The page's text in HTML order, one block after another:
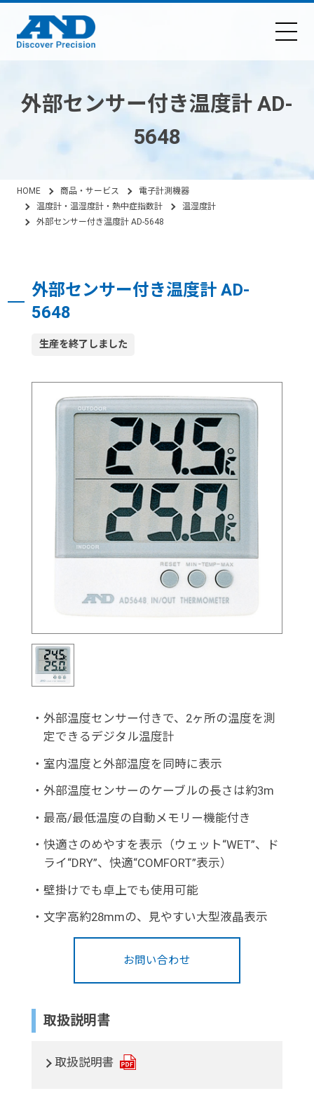
外部センサー付き温度計 AD-
5648
HOME 商品・サービス
電子計測機器
温度計・温湿度計・熱中症指数計
温湿度計
外部センサー付き温度計 AD-5648
外部センサー付き温度計 AD-
5648
生産を終了しました
・ 外部温度センサー付きで、2ヶ所の温度を測
定できるデジタル温度計
・ 室内温度と外部温度を同時に表示
・ 外部温度センサーのケーブルの長さは約3m
・ 最高/最低温度の自動メモリー機能付き
・ 快適さのめやすを表示（ウェット“WET”、ド
ライ“DRY”、快適“COMFORT”表示）
・ 壁掛けでも卓上でも使用可能
・ 文字高約28mmの、見やすい大型液晶表示
お問い合わせ
取扱説明書
取扱説明書